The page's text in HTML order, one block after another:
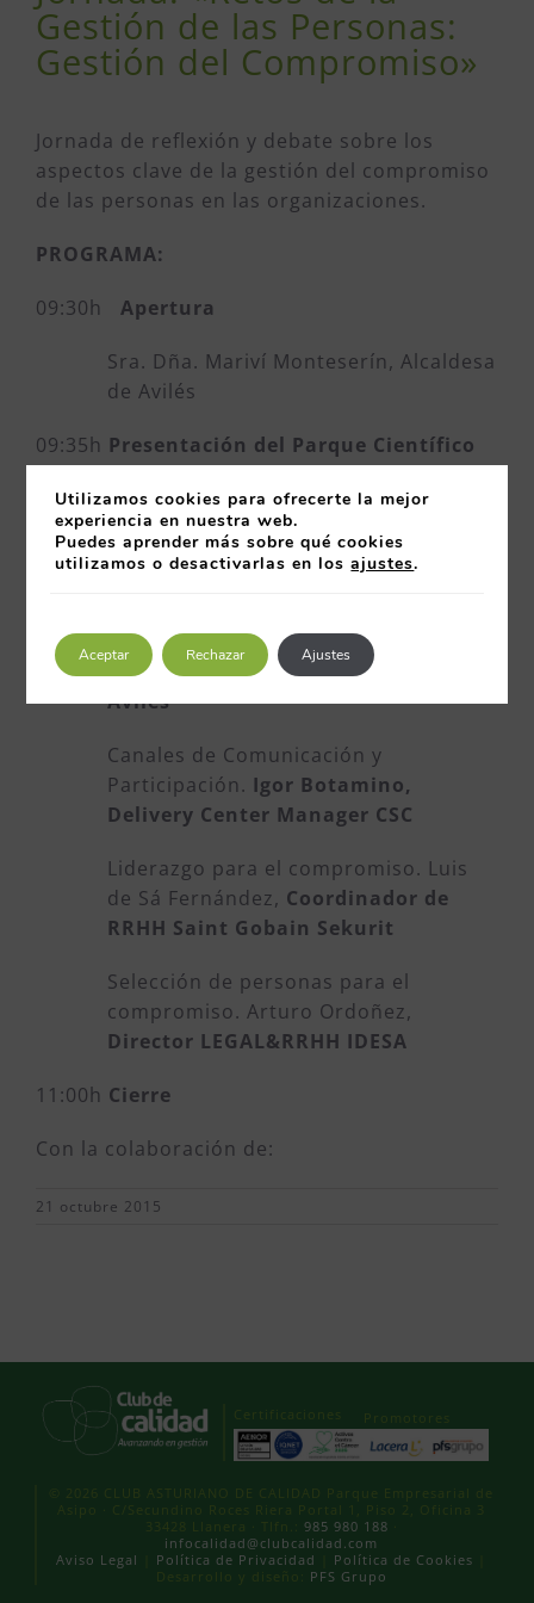
Gestión de las Personas:
Gestión del Compromiso»
Jornada de reflexión y debate sobre los
aspectos clave de la gestión del compromiso
de las personas en las organizaciones.
PROGRAMA:
09:30h Apertura
Sra. Dña. Mariví Monteserín, Alcaldesa
de Avilés
09:35h Presentación del Parque Científico
09:50hRetos de la Gestión de las Personas:
Gestión del Compromiso
el compromiso. Juan José Arias, Head
of ArcelorMittal University Campus
Avilés
Canales de Comunicación y
Participación. Igor Botamino,
Delivery Center Manager CSC
Liderazgo para el compromiso. Luis
de Sá Fernández, Coordinador de
RRHH Saint Gobain Sekurit
Selección de personas para el
compromiso. Arturo Ordoñez,
Director LEGAL&RRHH IDESA
11:00h Cierre
Con la colaboración de:
21 octubre 2015
Certificaciones Promotores
© 2026 CLUB ASTURIANO DE CALIDAD Parque Empresarial de
Asipo · C/Secundino Roces Riera Portal 1, Piso 2, Oficina 3
33428 Llanera · Tlfn.: 985 980 188
infocalidad@clubcalidad.com
Aviso Legal
Política de Privacidad Política de Cookies
Desarrollo y diseño:
PFS Grupo
Utilizamos cookies para ofrecerte la mejor
experiencia en nuestra web.
Puedes aprender más sobre qué cookies
utilizamos o desactivarlas en losajustes.
Aceptar Rechazar Ajustes